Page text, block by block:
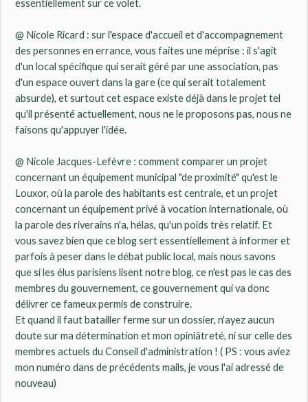
essentiellement sur ce volet.
@ Nicole Ricard : sur l'espace d'accueil et d'accompagnement
des personnes en errance, vous faites une méprise : il s'agit
d'un local spécifique qui serait géré par une association, pas
d'un espace ouvert dans la gare (ce qui serait totalement
absurde), et surtout cet espace existe déjà dans le projet tel
qu'il présenté actuellement, nous ne le proposons pas, nous ne
faisons qu'appuyer l'idée.
@ Nicole Jacques-Lefèvre : comment comparer un projet
concernant un équipement municipal "de proximité" qu'est le
Louxor, où la parole des habitants est centrale, et un projet
concernant un équipement privé à vocation internationale, où
la parole des riverains n'a, hélas, qu'un poids très relatif. Et
vous savez bien que ce blog sert essentiellement à informer et
parfois à peser dans le débat public local, mais nous savons
que si les élus parisiens lisent notre blog, ce n'est pas le cas des
membres du gouvernement, ce gouvernement qui va donc
délivrer ce fameux permis de construire.
Et quand il faut batailler ferme sur un dossier, n'ayez aucun
doute sur ma détermination et mon opiniâtreté, ni sur celle des
membres actuels du Conseil d'administration ! ( PS : vous aviez
mon numéro dans de précédents mails, je vous l'ai adressé de
nouveau)